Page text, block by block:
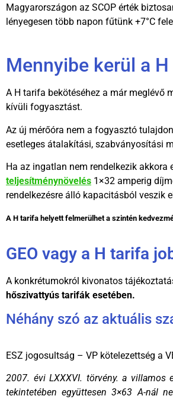
Magyarországon az SCOP érték
lényegesen több napon fűtünk +7°C
Mennyibe kerül a
A H tarifa bekötéséhez a már meglévő
kívüli fogyasztást.
Az új mérőóra nem a fogyasztó
esetleges átalakítási, szabványosítási
Ha az ingatlan nem rendelkezik
teljesítménynövelés 1×32 amperig
rendelkezésre álló kapacitásból veszik
A H tarifa helyett felmerülhet a szintén
GEO vagy a H tarifa
A konkrétumokról kivonatos
hőszivattyús tarifák esetében.
Néhány szó az aktuális
ESZ jogosultság – VP kötelezettség a
2007. évi LXXXVI. törvény. a villamos
tekintetében együttesen 3×63 A-nál